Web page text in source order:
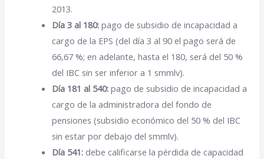
2013.
Día 3 al 180: pago de subsidio de incapacidad a
cargo de la EPS (del día 3 al 90 el pago será de
66,67 %; en adelante, hasta el 180, será del 50 %
del IBC sin ser inferior a 1 smmlv).
Día 181 al 540: pago de subsidio de incapacidad a
cargo de la administradora del fondo de
pensiones (subsidio económico del 50 % del IBC
sin estar por debajo del smmlv).
Día 541: debe calificarse la pérdida de capacidad